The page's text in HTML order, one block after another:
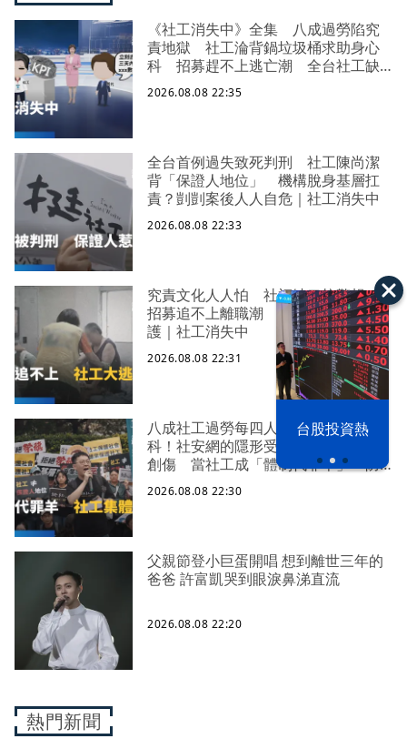
漢光42演習 台股投資熱
《社工消失中》全集 八成過勞陷究
責地獄 社工淪背鍋垃圾桶求助身心
科 招募趕不上逃亡潮 全台社工缺
口警報 揭薪資回捐黑幕 血汗錢遭
剝削
2026.08.08 22:35
全台首例過失致死判刑 社工陳尚潔
背「保證人地位」 機構脫身基層扛
責？剴剴案後人人自危｜社工消失中
2026.08.08 22:33
究責文化人人怕 社福缺口拉警報
招募追不上離職潮 低薪過勞誰來守
護｜社工消失中
2026.08.08 22:31
八成社工過勞每四人有一人求助身心
科！社安網的隱形受災戶 集體心理
創傷 當社工成「體制代罪羊」 防
禦性社工不敢多做無奈趨勢？耗竭殆
盡下的社安網危機｜社工消失中
2026.08.08 22:30
父親節登小巨蛋開唱 想到離世三年的
爸爸 許富凱哭到眼淚鼻涕直流
2026.08.08 22:20
熱門新聞